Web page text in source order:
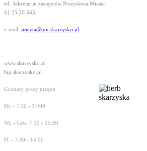
tel. Sekretariat zastępców Prezydenta Miasta
41 25 20 565
e-mail: poczta@um.skarzysko.pl
www.skarzysko.pl
bip.skarzysko.pl
Godziny pracy urzędu
Pn. - 7:30 - 17:00
Wt. - Czw. 7:30 - 15:30
Pt. - 7:30 - 14:00